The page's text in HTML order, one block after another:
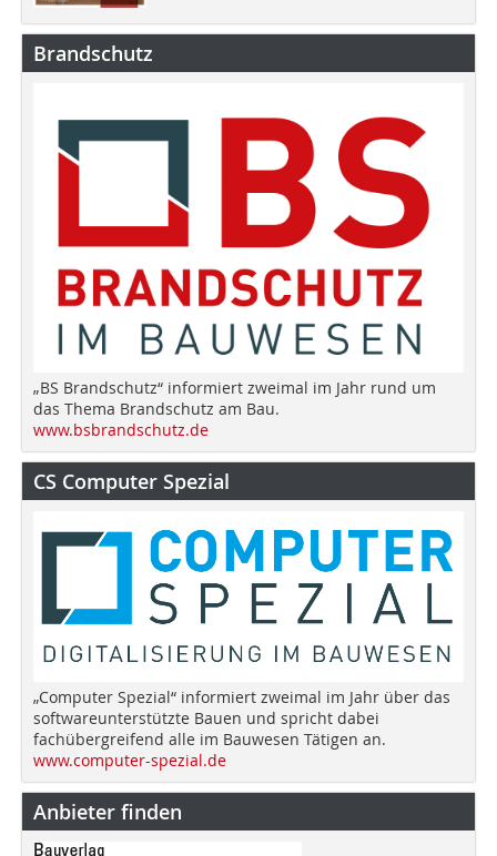
Brandschutz
„BS Brandschutz“ informiert zweimal im Jahr rund um
das Thema Brandschutz am Bau.
www.bsbrandschutz.de
CS Computer Spezial
„Computer Spezial“ informiert zweimal im Jahr über das
softwareunterstützte Bauen und spricht dabei
fachübergreifend alle im Bauwesen Tätigen an.
www.computer-spezial.de
Anbieter finden